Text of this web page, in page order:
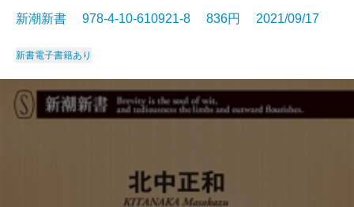
新潮新書 978-4-10-610921-8 836円 2021/09/17
新書電子書籍あり